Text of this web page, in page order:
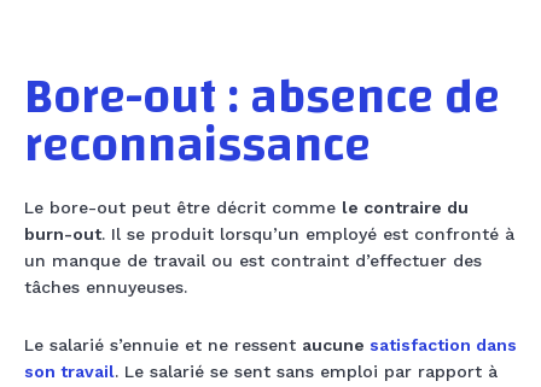
Bore-out : absence de
reconnaissance
Le bore-out peut être décrit comme le contraire du
burn-out. Il se produit lorsqu’un employé est confronté à
un manque de travail ou est contraint d’effectuer des
tâches ennuyeuses.
Le salarié s’ennuie et ne ressent aucune satisfaction dans
son travail. Le salarié se sent sans emploi par rapport à